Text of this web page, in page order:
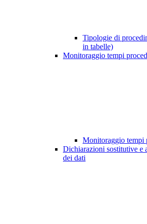
Tipologie di
in tabelle)
Monitoraggio tempi
Monitoraggio tempi
Dichiarazioni sostitutive e
dei dati